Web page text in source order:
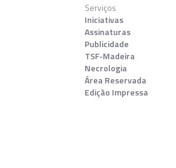
Serviços
Iniciativas
Assinaturas
Publicidade
TSF-Madeira
Necrologia
Área Reservada
Edição Impressa